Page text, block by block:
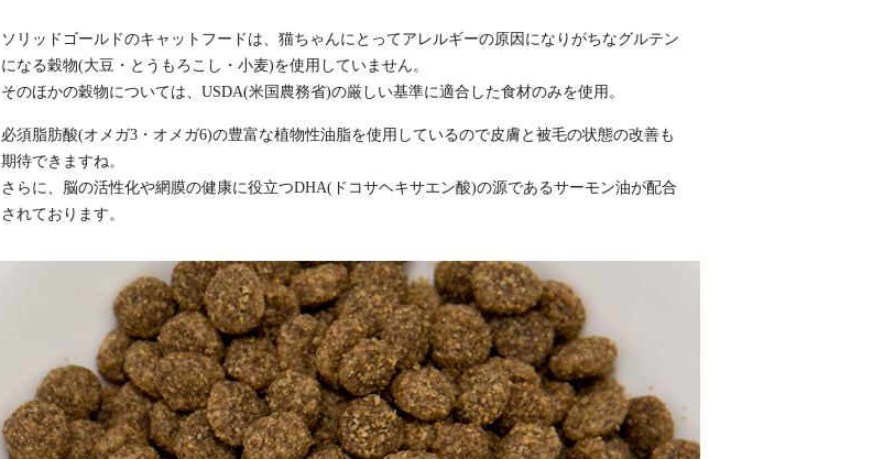
ソリッドゴールドのキャットフードは、猫ちゃんにとってアレルギーの原因になりがちなグルテン
になる穀物(大豆・とうもろこし・小麦)を使用していません。
そのほかの穀物については、USDA(米国農務省)の厳しい基準に適合した食材のみを使用。
必須脂肪酸(オメガ3・オメガ6)の豊富な植物性油脂を使用しているので皮膚と被毛の状態の改善も
期待できますね。
さらに、脳の活性化や網膜の健康に役立つDHA(ドコサヘキサエン酸)の源であるサーモン油が配合
されております。